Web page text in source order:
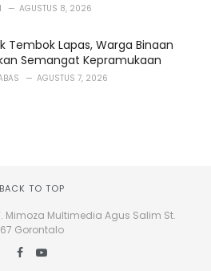
AGUSTUS 8, 2026
Tembok Lapas, Warga Binaan
Semangat Kepramukaan
AGUSTUS 7, 2026
BACK TO TOP
Mimoza Multimedia Agus Salim St.
67 Gorontalo